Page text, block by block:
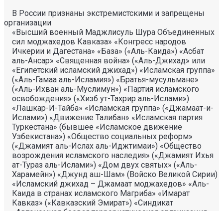
В России признаны экстремистскими и запрещены
организации
«Высший военный Маджлисуль Шура Объединенных
сил моджахедов Кавказа» «Конгресс народов
Ичкерии и Дагестана» «База» («Аль-Каида») «Асбат
аль-Ансар» «Священная война» («Аль-Джихад» или
«Египетский исламский джихад») «Исламская группа»
(«Аль-Гамаа аль-Исламия») «Братья-мусульмане»
(«Аль-Ихван аль-Муслимун») «Партия исламского
освобождения» («Хизб ут-Тахрир аль-Ислами»)
«Лашкар-И-Тайба» «Исламская группа» («Джамаат-и-
Ислами») «Движение Талибан» «Исламская партия
Туркестана» (бывшее «Исламское движение
Узбекистана») «Общество социальных реформ»
(«Джамият аль-Ислах аль-Иджтимаи») «Общество
возрождения исламского наследия» («Джамият Ихья
ат-Тураз аль-Ислами») «Дом двух святых» («Аль-
Харамейн») «Джунд аш-Шам» (Войско Великой Сирии)
«Исламский джихад – Джамаат моджахедов» «Аль-
Каида в странах исламского Магриба» «Имарат
Кавказ» («Кавказский Эмират») «Синдикат